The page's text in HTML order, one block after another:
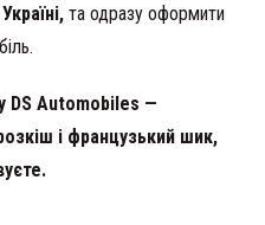
та одразу оформити
DS Automobiles —
і французький шик,